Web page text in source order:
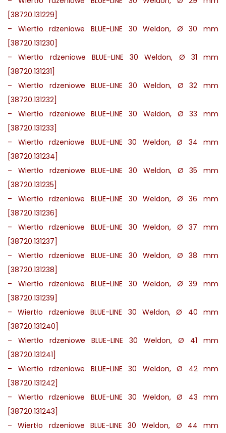
[38720.131229]
– Wiertło rdzeniowe BLUE-LINE 30 Weldon, Ø 30 mm
[38720.131230]
–Wiertło rdzeniowe BLUE-LINE 30 Weldon, Ø 31 mm
[38720.131231]
– Wiertło rdzeniowe BLUE-LINE 30 Weldon, Ø 32 mm
[38720.131232]
– Wiertło rdzeniowe BLUE-LINE 30 Weldon, Ø 33 mm
[38720.131233]
– Wiertło rdzeniowe BLUE-LINE 30 Weldon, Ø 34 mm
[38720.131234]
– Wiertło rdzeniowe BLUE-LINE 30 Weldon, Ø 35 mm
[38720.131235]
– Wiertło rdzeniowe BLUE-LINE 30 Weldon, Ø 36 mm
[38720.131236]
– Wiertło rdzeniowe BLUE-LINE 30 Weldon, Ø 37 mm
[38720.131237]
– Wiertło rdzeniowe BLUE-LINE 30 Weldon, Ø 38 mm
[38720.131238]
– Wiertło rdzeniowe BLUE-LINE 30 Weldon, Ø 39 mm
[38720.131239]
–Wiertło rdzeniowe BLUE-LINE 30 Weldon, Ø 40 mm
[38720.131240]
– Wiertło rdzeniowe BLUE-LINE 30 Weldon, Ø 41 mm
[38720.131241]
– Wiertło rdzeniowe BLUE-LINE 30 Weldon, Ø 42 mm
[38720.131242]
– Wiertło rdzeniowe BLUE-LINE 30 Weldon, Ø 43 mm
[38720.131243]
–Wiertło rdzeniowe BLUE-LINE 30 Weldon, Ø 44 mm